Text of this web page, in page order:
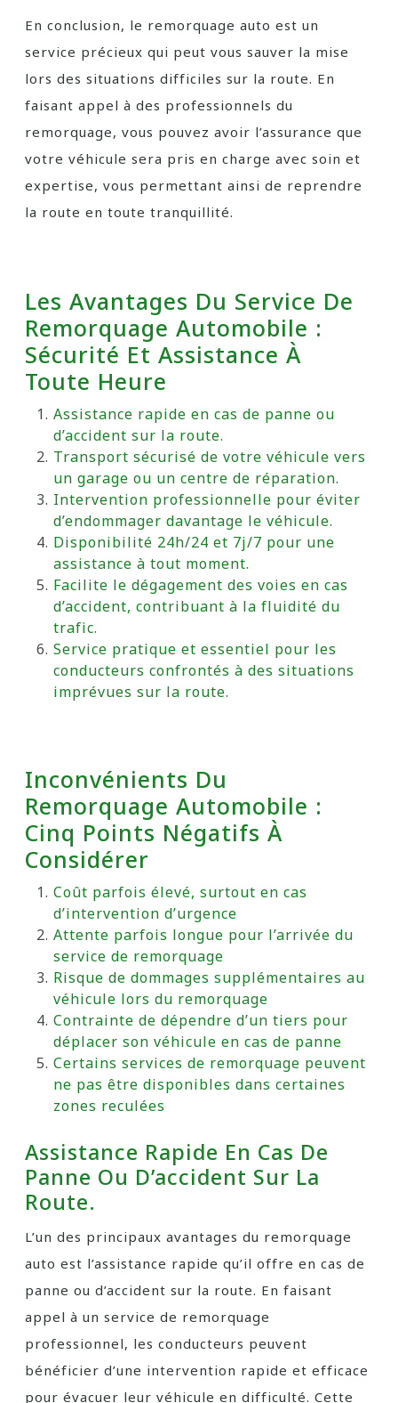
En conclusion, le remorquage auto est un
service précieux qui peut vous sauver la mise
lors des situations difficiles sur la route. En
faisant appel à des professionnels du
remorquage, vous pouvez avoir l’assurance que
votre véhicule sera pris en charge avec soin et
expertise, vous permettant ainsi de reprendre
la route en toute tranquillité.
Les Avantages Du Service De
Remorquage Automobile :
Sécurité Et Assistance À
Toute Heure
Assistance rapide en cas de panne ou
d’accident sur la route.
Transport sécurisé de votre véhicule vers
un garage ou un centre de réparation.
Intervention professionnelle pour éviter
d’endommager davantage le véhicule.
Disponibilité 24h/24 et 7j/7 pour une
assistance à tout moment.
Facilite le dégagement des voies en cas
d’accident, contribuant à la fluidité du
trafic.
Service pratique et essentiel pour les
conducteurs confrontés à des situations
imprévues sur la route.
Inconvénients Du
Remorquage Automobile :
Cinq Points Négatifs À
Considérer
Coût parfois élevé, surtout en cas
d’intervention d’urgence
Attente parfois longue pour l’arrivée du
service de remorquage
Risque de dommages supplémentaires au
véhicule lors du remorquage
Contrainte de dépendre d’un tiers pour
déplacer son véhicule en cas de panne
Certains services de remorquage peuvent
ne pas être disponibles dans certaines
zones reculées
Assistance Rapide En Cas De
Panne Ou D’accident Sur La
Route.
L’un des principaux avantages du remorquage
auto est l’assistance rapide qu’il offre en cas de
panne ou d’accident sur la route. En faisant
appel à un service de remorquage
professionnel, les conducteurs peuvent
bénéficier d’une intervention rapide et efficace
pour évacuer leur véhicule en difficulté. Cette